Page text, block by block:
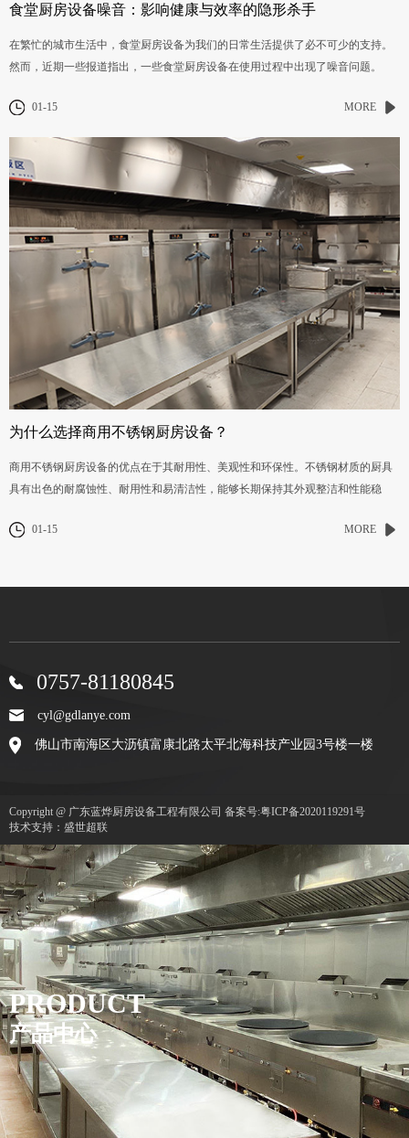
食堂厨房设备噪音：影响健康与效率的隐形杀手
在繁忙的城市生活中，食堂厨房设备为我们的日常生活提供了必不可少的支持。
然而，近期一些报道指出，一些食堂厨房设备在使用过程中出现了噪音问题。
01-15 MORE
为什么选择商用不锈钢厨房设备？
商用不锈钢厨房设备的优点在于其耐用性、美观性和环保性。不锈钢材质的厨具
具有出色的耐腐蚀性、耐用性和易清洁性，能够长期保持其外观整洁和性能稳
01-15
MORE
0757-81180845
cyl@gdlanye.com
佛山市南海区大沥镇富康北路太平北海科技产业园3号楼一楼
Copyright @ 广东蓝烨厨房设备工程有限公司 备案号:粤ICP备2020119291号
技术支持：盛世超联
PRODUCT
产品中心